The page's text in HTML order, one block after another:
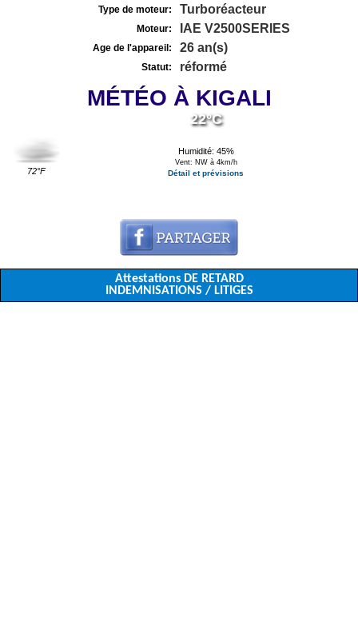
Type de moteur: Turboréacteur
Moteur: IAE V2500SERIES
Age de l'appareil: 26 an(s)
Statut: réformé
MÉTÉO À KIGALI
72°F
22°C
Humidité: 45%
Vent: NW à 4km/h
Détail et prévisions
Attestations DE RETARD
INDEMNISATIONS / LITIGES